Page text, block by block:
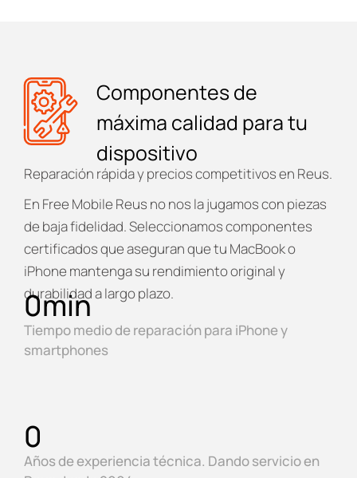
Componentes de
máxima calidad para tu
dispositivo
Reparación rápida y precios competitivos en Reus.
En Free Mobile Reus no nos la jugamos con piezas
de baja fidelidad. Seleccionamos componentes
certificados que aseguran que tu MacBook o
iPhone mantenga su rendimiento original y
durabilidad a largo plazo.
Tiempo medio de reparación para iPhone y
smartphones
0min
Años de experiencia técnica. Dando servicio en
0